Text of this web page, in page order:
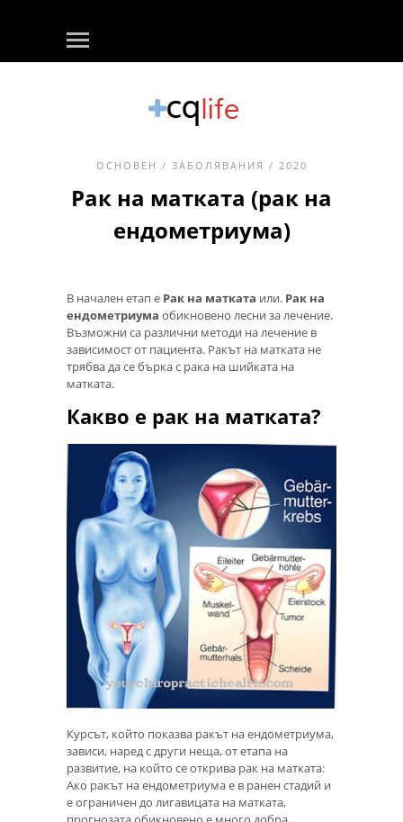
ОСНОВЕН / ЗАБОЛЯВАНИЯ / 2020
Рак на матката (рак на
ендометриума)
В начален етап е Рак на матката или. Рак на
ендометриума обикновено лесни за лечение.
Възможни са различни методи на лечение в
зависимост от пациента. Ракът на матката не
трябва да се бърка с рака на шийката на
матката.
Какво е рак на матката?
Курсът, който показва ракът на ендометриума,
зависи, наред с други неща, от етапа на
развитие, на който се открива рак на матката:
Ако ракът на ендометриума е в ранен стадий и
е ограничен до лигавицата на матката,